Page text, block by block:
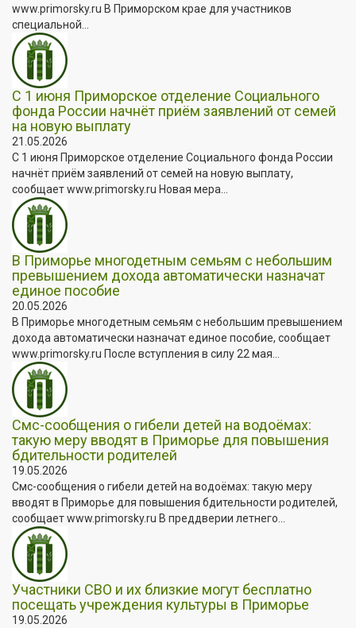
www.primorsky.ru В Приморском крае для участников
специальной...
С 1 июня Приморское отделение Социального
фонда России начнёт приём заявлений от семей
на новую выплату
21.05.2026
С 1 июня Приморское отделение Социального фонда России
начнёт приём заявлений от семей на новую выплату,
сообщает www.primorsky.ru Новая мера...
В Приморье многодетным семьям с небольшим
превышением дохода автоматически назначат
единое пособие
20.05.2026
В Приморье многодетным семьям с небольшим превышением
дохода автоматически назначат единое пособие, сообщает
www.primorsky.ru После вступления в силу 22 мая...
Смс-сообщения о гибели детей на водоёмах:
такую меру вводят в Приморье для повышения
бдительности родителей
19.05.2026
Смс-сообщения о гибели детей на водоёмах: такую меру
вводят в Приморье для повышения бдительности родителей,
сообщает www.primorsky.ru В преддверии летнего...
Участники СВО и их близкие могут бесплатно
посещать учреждения культуры в Приморье
19.05.2026